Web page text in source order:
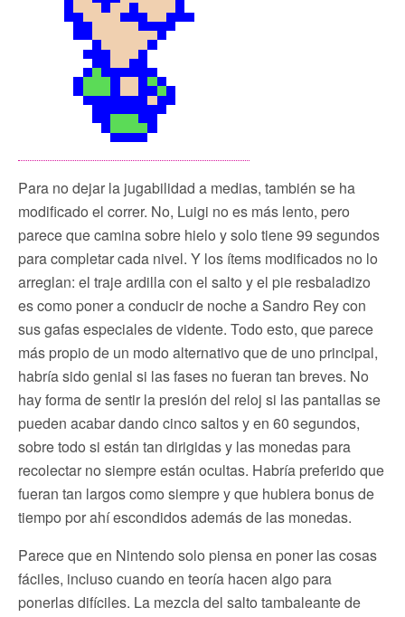
Para no dejar la jugabilidad a medias, también se ha
modificado el correr. No, Luigi no es más lento, pero
parece que camina sobre hielo y solo tiene 99 segundos
para completar cada nivel. Y los ítems modificados no lo
arreglan: el traje ardilla con el salto y el pie resbaladizo
es como poner a conducir de noche a Sandro Rey con
sus gafas especiales de vidente. Todo esto, que parece
más propio de un modo alternativo que de uno principal,
habría sido genial si las fases no fueran tan breves. No
hay forma de sentir la presión del reloj si las pantallas se
pueden acabar dando cinco saltos y en 60 segundos,
sobre todo si están tan dirigidas y las monedas para
recolectar no siempre están ocultas. Habría preferido que
fueran tan largos como siempre y que hubiera bonus de
tiempo por ahí escondidos además de las monedas.
Parece que en Nintendo solo piensa en poner las cosas
fáciles, incluso cuando en teoría hacen algo para
ponerlas difíciles. La mezcla del salto tambaleante de